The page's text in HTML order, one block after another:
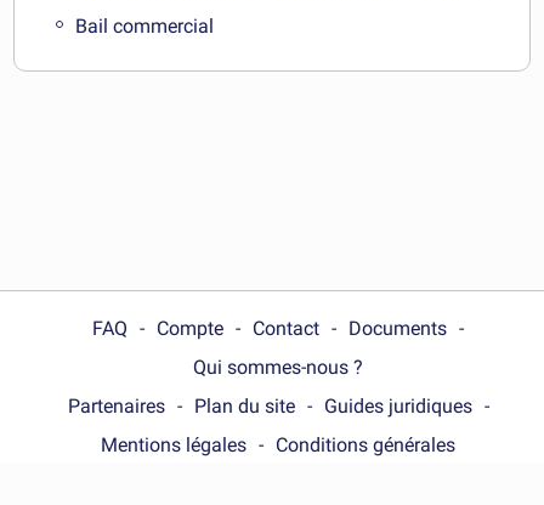
Bail commercial
FAQ Compte Contact
Documents
Qui sommes-nous ?
Partenaires
Plan du site
Guides juridiques
Mentions légales
Conditions générales